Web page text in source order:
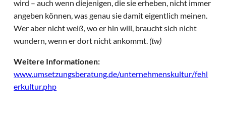
wird – auch wenn diejenigen, die sie erheben, nicht immer
angeben können, was genau sie damit eigentlich meinen.
Wer aber nicht weiß, wo er hin will, braucht sich nicht
wundern, wenn er dort nicht ankommt. (tw)
Weitere Informationen:
www.umsetzungsberatung.de/unternehmenskultur/fehl
erkultur.php